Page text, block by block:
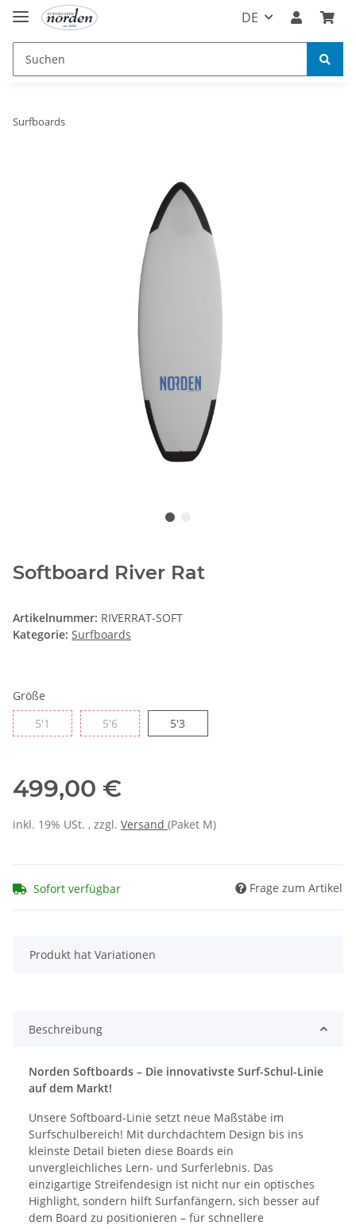
DE
Surfboards
Softboard River Rat
Artikelnummer: RIVERRAT-SOFT
Kategorie: Surfboards
Größe
5'1
5'6 5'3
499,00 €
inkl. 19% USt. , zzgl. Versand (Paket M)
Sofort verfügbar Frage zum Artikel
x
Produkt hat Variationen
Beschreibung
Norden Softboards – Die innovativste Surf-Schul-Linie
auf dem Markt!
Unsere Softboard-Linie setzt neue Maßstäbe im
Surfschulbereich! Mit durchdachtem Design bis ins
kleinste Detail bieten diese Boards ein
unvergleichliches Lern- und Surferlebnis. Das
einzigartige Streifendesign ist nicht nur ein optisches
Highlight, sondern hilft Surfanfängern, sich besser auf
dem Board zu positionieren – für schnellere